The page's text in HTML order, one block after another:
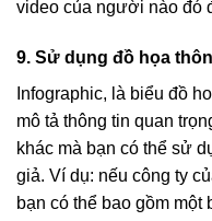
video của người nào đó
9. Sử dụng đồ họa
Infographic, là biểu đồ
mô tả thông tin quan
khác mà bạn có thể sử
giả. Ví dụ: nếu công ty
bạn có thể bao gồm